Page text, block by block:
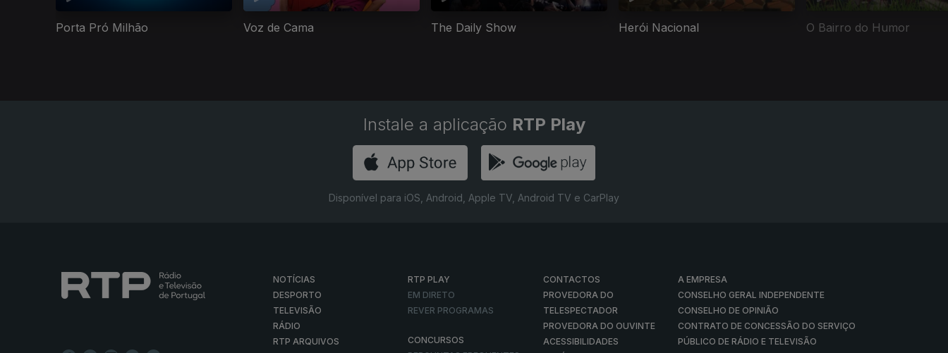
Porta Pró Milhão Voz de Cama The Daily Show Herói Nacional O Bairro do Humor
Instale a aplicação RTP Play
Disponível para iOS, Android, Apple TV, Android TV e CarPlay
NOTÍCIAS
DESPORTO
TELEVISÃO
RÁDIO
RTP ARQUIVOS
RTP PLAY
EM DIRETO
REVER PROGRAMAS
CONCURSOS
CONTACTOS
PROVEDORA DO
TELESPECTADOR
PROVEDORA DO OUVINTE
ACESSIBILIDADES
A EMPRESA
CONSELHO GERAL INDEPENDENTE
CONSELHO DE OPINIÃO
CONTRATO DE CONCESSÃO DO SERVIÇO
PÚBLICO DE RÁDIO E TELEVISÃO